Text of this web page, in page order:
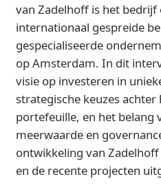
van Zadelhoff is het
internationaal gespreide
gespecialiseerde
op Amsterdam. In dit
visie op investeren in
strategische keuzes
portefeuille, en het belang
meerwaarde en
ontwikkeling van
en de recente projecten